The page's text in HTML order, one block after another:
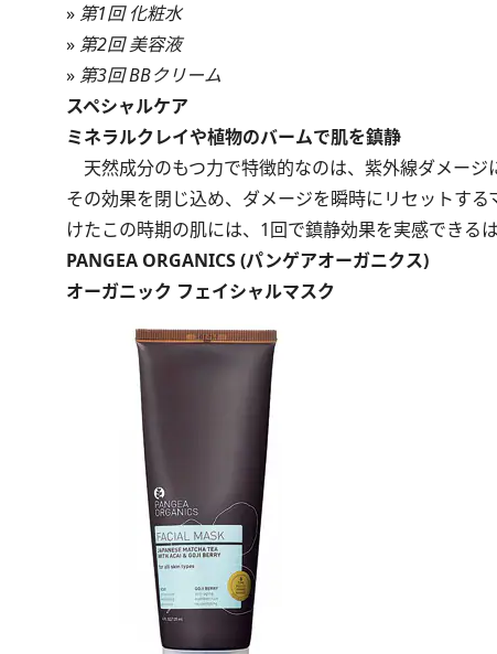
» 第1回 化粧水
» 第2回 美容液
» 第3回 BBクリーム
スペシャルケア
ミネラルクレイや植物のバームで肌を鎮静
天然成分のもつ力で特徴的なのは、紫外線ダメー
その効果を閉じ込め、ダメージを瞬時にリセットす
けたこの時期の肌には、1回で鎮静効果を実感できるは
PANGEA ORGANICS (パンゲアオーガニクス)
オーガニック フェイシャルマスク